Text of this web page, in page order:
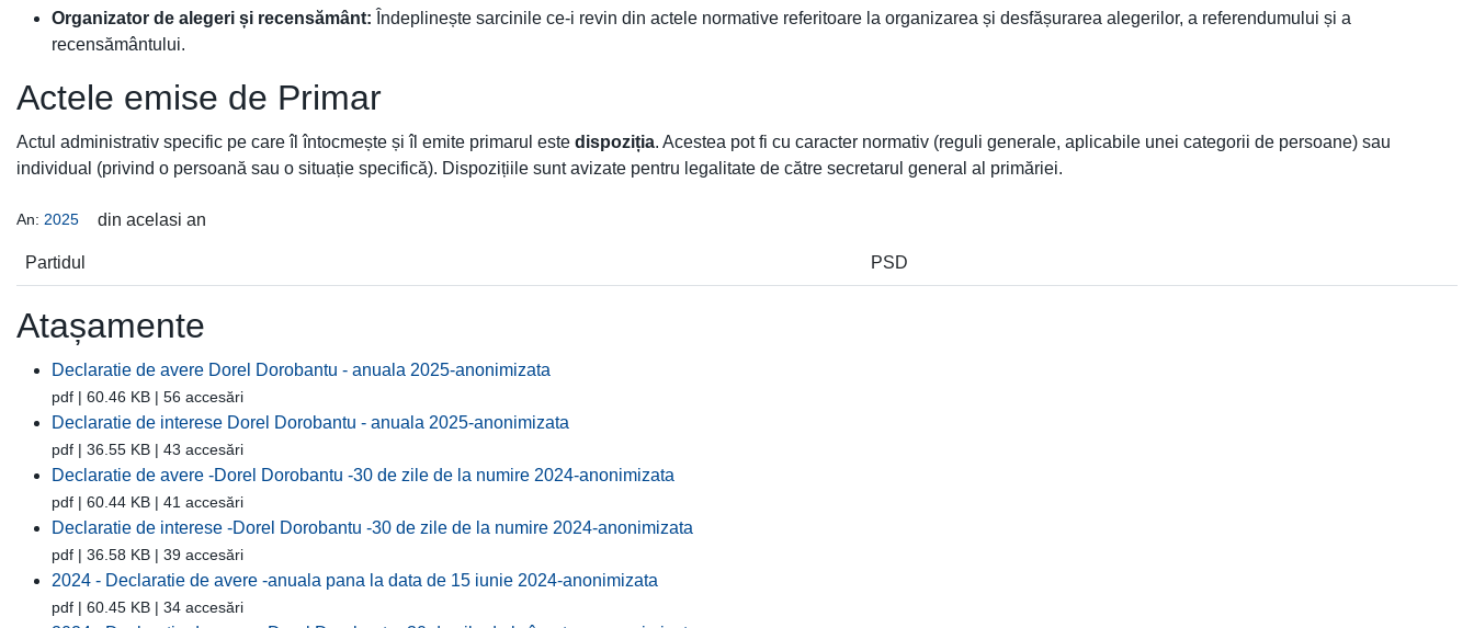
Organizator de alegeri și recensământ: Îndeplinește sarcinile ce-i revin din actele normative referitoare la organizarea și desfășurarea alegerilor, a referendumului și a
recensământului.
Actele emise de Primar
Actul administrativ specific pe care îl întocmește și îl emite primarul este dispoziția. Acestea pot fi cu caracter normativ (reguli generale, aplicabile unei categorii de persoane) sau
individual (privind o persoană sau o situație specifică). Dispozițiile sunt avizate pentru legalitate de către secretarul general al primăriei.
An: 2025 din acelasi an
Partidul PSD
Atașamente
Declaratie de avere Dorel Dorobantu - anuala 2025-anonimizata
pdf | 60.46 KB | 56 accesări
Declaratie de interese Dorel Dorobantu - anuala 2025-anonimizata
pdf | 36.55 KB | 43 accesări
Declaratie de avere -Dorel Dorobantu -30 de zile de la numire 2024-anonimizata
pdf | 60.44 KB | 41 accesări
Declaratie de interese -Dorel Dorobantu -30 de zile de la numire 2024-anonimizata
pdf | 36.58 KB | 39 accesări
2024 - Declaratie de avere -anuala pana la data de 15 iunie 2024-anonimizata
pdf | 60.45 KB | 34 accesări